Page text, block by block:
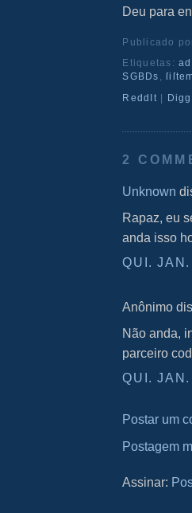
Deu para
Publicado
Etiquetas:
SGBDs ,
ReddIt |
2
Unknown
Rapaz, eu
anda isso
QUI.
Anônimo
Não anda,
parceiro
QUI.
Postar um
Postagem
Assinar: